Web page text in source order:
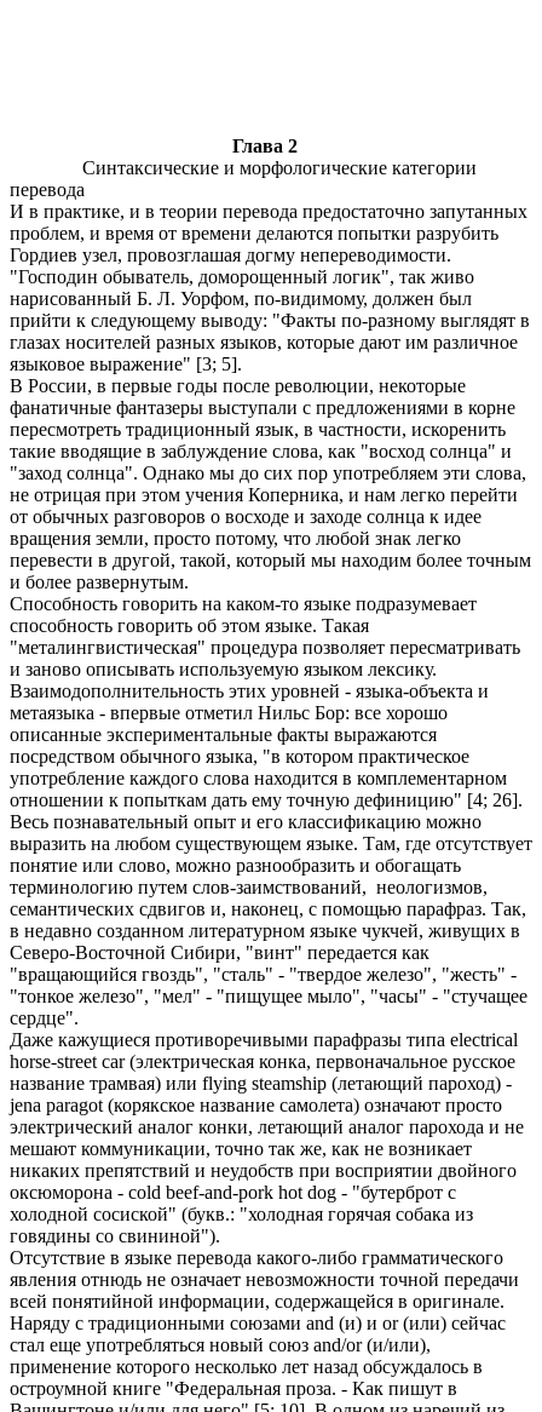
Глава 2
Синтаксические и морфологические категории
перевода
И в практике, и в теории перевода предостаточно запутанных
проблем, и время от времени делаются попытки разрубить
Гордиев узел, провозглашая догму непереводимости.
"Господин обыватель, доморощенный логик", так живо
нарисованный Б. Л. Уорфом, по-видимому, должен был
прийти к следующему выводу: "Факты по-разному выглядят в
глазах носителей разных языков, которые дают им различное
языковое выражение" [3; 5].
В России, в первые годы после революции, некоторые
фанатичные фантазеры выступали с предложениями в корне
пересмотреть традиционный язык, в частности, искоренить
такие вводящие в заблуждение слова, как "восход солнца" и
"заход солнца". Однако мы до сих пор употребляем эти слова,
не отрицая при этом учения Коперника, и нам легко перейти
от обычных разговоров о восходе и заходе солнца к идее
вращения земли, просто потому, что любой знак легко
перевести в другой, такой, который мы находим более точным
и более развернутым.
Способность говорить на каком-то языке подразумевает
способность говорить об этом языке. Такая
"металингвистическая" процедура позволяет пересматривать
и заново описывать используемую языком лексику.
Взаимодополнительность этих уровней - языка-объекта и
метаязыка - впервые отметил Нильс Бор: все хорошо
описанные экспериментальные факты выражаются
посредством обычного языка, "в котором практическое
употребление каждого слова находится в комплементарном
отношении к попыткам дать ему точную дефиницию" [4; 26].
Весь познавательный опыт и его классификацию можно
выразить на любом существующем языке. Там, где отсутствует
понятие или слово, можно разнообразить и обогащать
терминологию путем слов-заимствований, неологизмов,
семантических сдвигов и, наконец, с помощью парафраз. Так,
в недавно созданном литературном языке чукчей, живущих в
Северо-Восточной Сибири, "винт" передается как
"вращающийся гвоздь", "сталь" - "твердое железо", "жесть" -
"тонкое железо", "мел" - "пищущее мыло", "часы" - "стучащее
сердце".
Даже кажущиеся противоречивыми парафразы типа electrical
horse-street car (электрическая конка, первоначальное русское
название трамвая) или flying steamship (летающий пароход) -
jena paragot (корякское название самолета) означают просто
электрический аналог конки, летающий аналог парохода и не
мешают коммуникации, точно так же, как не возникает
никаких препятствий и неудобств при восприятии двойного
оксюморона - cold beef-and-pork hot dog - "бутерброт с
холодной сосиской" (букв.: "холодная горячая собака из
говядины со свининой").
Отсутствие в языке перевода какого-либо грамматического
явления отнюдь не означает невозможности точной передачи
всей понятийной информации, содержащейся в оригинале.
Наряду с традиционными союзами and (и) и or (или) сейчас
стал еще употребляться новый союз and/or (и/или),
применение которого несколько лет назад обсуждалось в
остроумной книге "Федеральная проза. - Как пишут в